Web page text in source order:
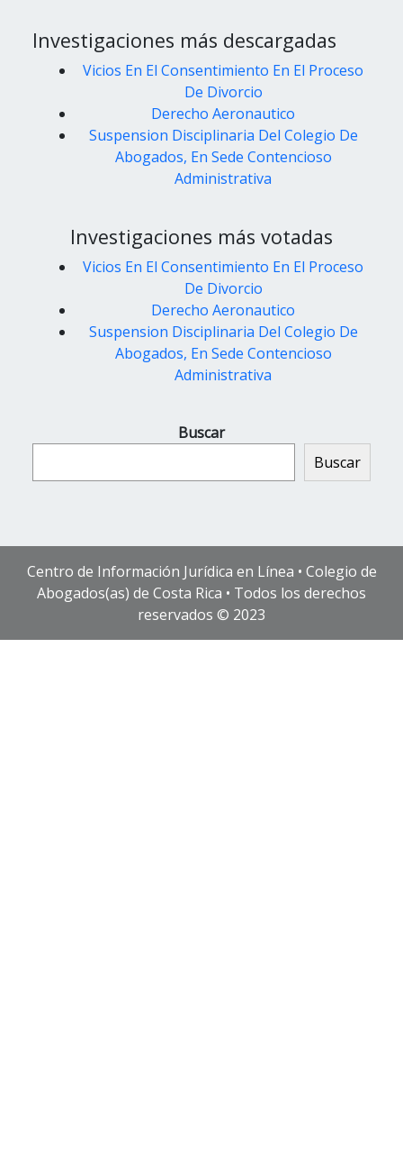
Investigaciones más descargadas
Vicios En El Consentimiento En El Proceso
De Divorcio
Derecho Aeronautico
Suspension Disciplinaria Del Colegio De
Abogados, En Sede Contencioso
Administrativa
Investigaciones más votadas
Vicios En El Consentimiento En El Proceso
De Divorcio
Derecho Aeronautico
Suspension Disciplinaria Del Colegio De
Abogados, En Sede Contencioso
Administrativa
Buscar
Buscar
Centro de Información Jurídica en Línea • Colegio de
Abogados(as) de Costa Rica • Todos los derechos
reservados © 2023